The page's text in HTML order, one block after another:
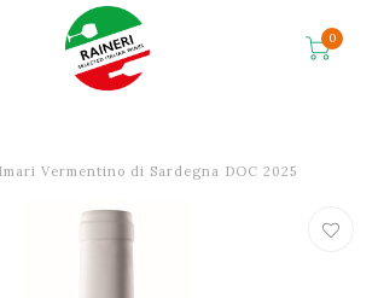
0
Vermentino di Sardegna DOC 2025